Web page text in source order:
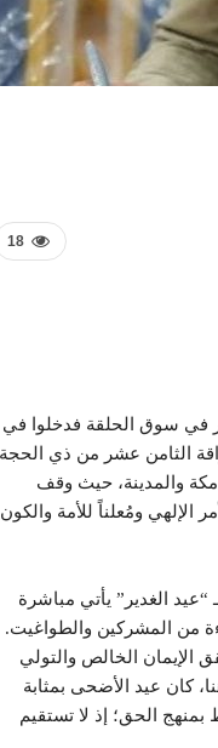
18
في سوق الحلقة فدخلوا في
الثامن عشر من ذي الحجة
مكة والمدينة، حيث وقف
ومُعلناً للأمة
“عيد الغدير” يأتي مباشرة
من المشركين والطواغيت.
الإيمان الخالص والتولي
كان عيد الأضحى بمثابة
بمنهج الحق؛ إذ لا تستقيم